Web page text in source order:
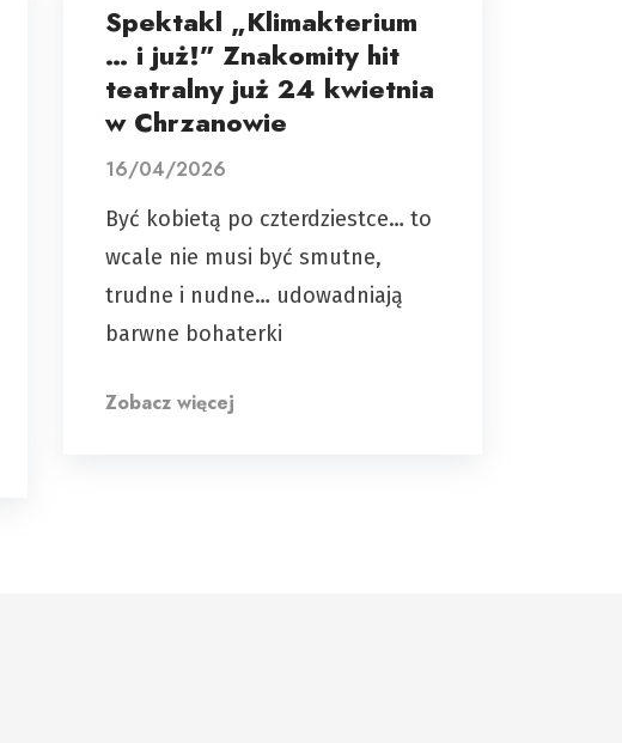
Spektakl „Klimakterium
… i już!” Znakomity hit
teatralny już 24 kwietnia
w Chrzanowie
16/04/2026
Być kobietą po czterdziestce… to
wcale nie musi być smutne,
trudne i nudne… udowadniają
barwne bohaterki
Zobacz więcej